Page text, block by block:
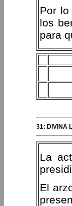
Por
los
para
31: DIVINA
La
El